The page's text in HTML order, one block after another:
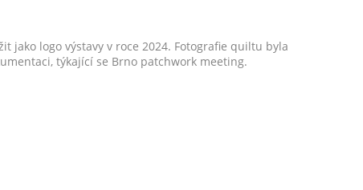
jako logo výstavy v roce 2024. Fotografie quiltu byla
týkající se Brno patchwork meeting.